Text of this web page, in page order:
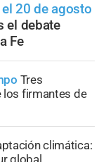
20 de agosto
el debate
Fe
Tres
los firmantes de
climática: